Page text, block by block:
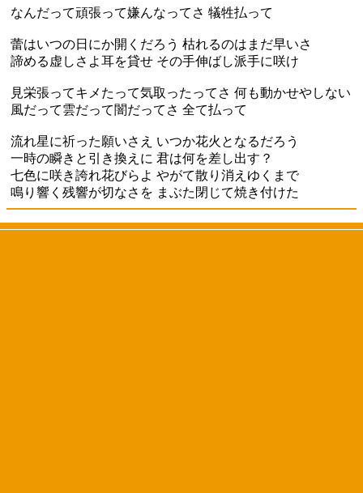
なんだって頑張って嫌んなってさ 犠牲払って
蕾はいつの日にか開くだろう 枯れるのはまだ早いさ
諦める虚しさよ耳を貸せ その手伸ばし派手に咲け
見栄張ってキメたって気取ったってさ 何も動かせやしない
風だって雲だって闇だってさ 全て払って
流れ星に祈った願いさえ いつか花火となるだろう
一時の瞬きと引き換えに 君は何を差し出す？
七色に咲き誇れ花びらよ やがて散り消えゆくまで
鳴り響く残響が切なさを まぶた閉じて焼き付けた